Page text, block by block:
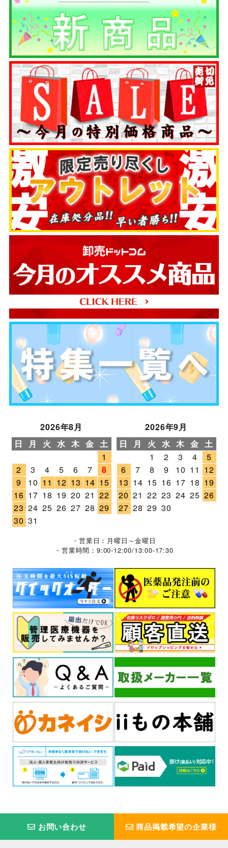
2026年8月
日
月 火 水 木 金 土
1
2
3 4 5 6 7
8
9
10 11 12 13 14 15
16 17 18 19 20 21 22
23 24 25 26 27 28 29
30 31
2026年9月
日
月 火 水 木 金 土
1
2 3 4
5
6
7 8 9 10 11 12
13 14 15 16 17 18 19
20 21 22 23 24 25 26
27 28 29 30
・営業日：月曜日～金曜日
・営業時間：9:00-12:00/13:00-17:30
お問い合わせ 商品掲載希望の企業様